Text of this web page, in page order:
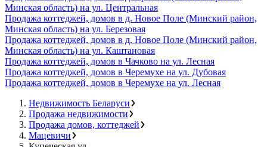
Минская область) на ул. Центральная
Продажа коттеджей, домов в д. Новое Поле (Минский район,
Минская область) на ул. Березовая
Продажа коттеджей, домов в д. Новое Поле (Минский район,
Минская область) на ул. Каштановая
Продажа коттеджей, домов в Чачково на ул. Лесная
Продажа коттеджей, домов в Черемухе на ул. Дубовая
Продажа коттеджей, домов в Черемухе на ул. Лесная
Недвижимость Беларуси
Продажа недвижимости
Продажа домов, коттеджей
Мацевичи